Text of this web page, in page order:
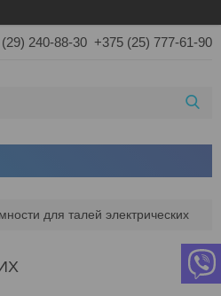
240-88-30 +375 (25) 777-61-90
для талей электрических